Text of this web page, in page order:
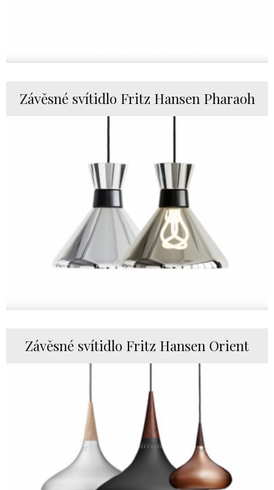
Závěsné svítidlo Fritz Hansen Pharaoh
Závěsné svítidlo Fritz Hansen Orient